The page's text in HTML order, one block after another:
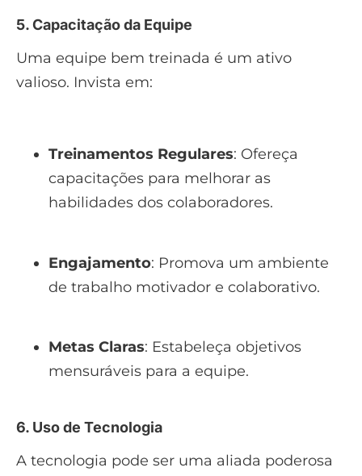
5. Capacitação da Equipe
Uma equipe bem treinada é um ativo
valioso. Invista em:
Treinamentos Regulares: Ofereça
capacitações para melhorar as
habilidades dos colaboradores.
Engajamento: Promova um ambiente
de trabalho motivador e colaborativo.
Metas Claras: Estabeleça objetivos
mensuráveis para a equipe.
6. Uso de Tecnologia
A tecnologia pode ser uma aliada poderosa